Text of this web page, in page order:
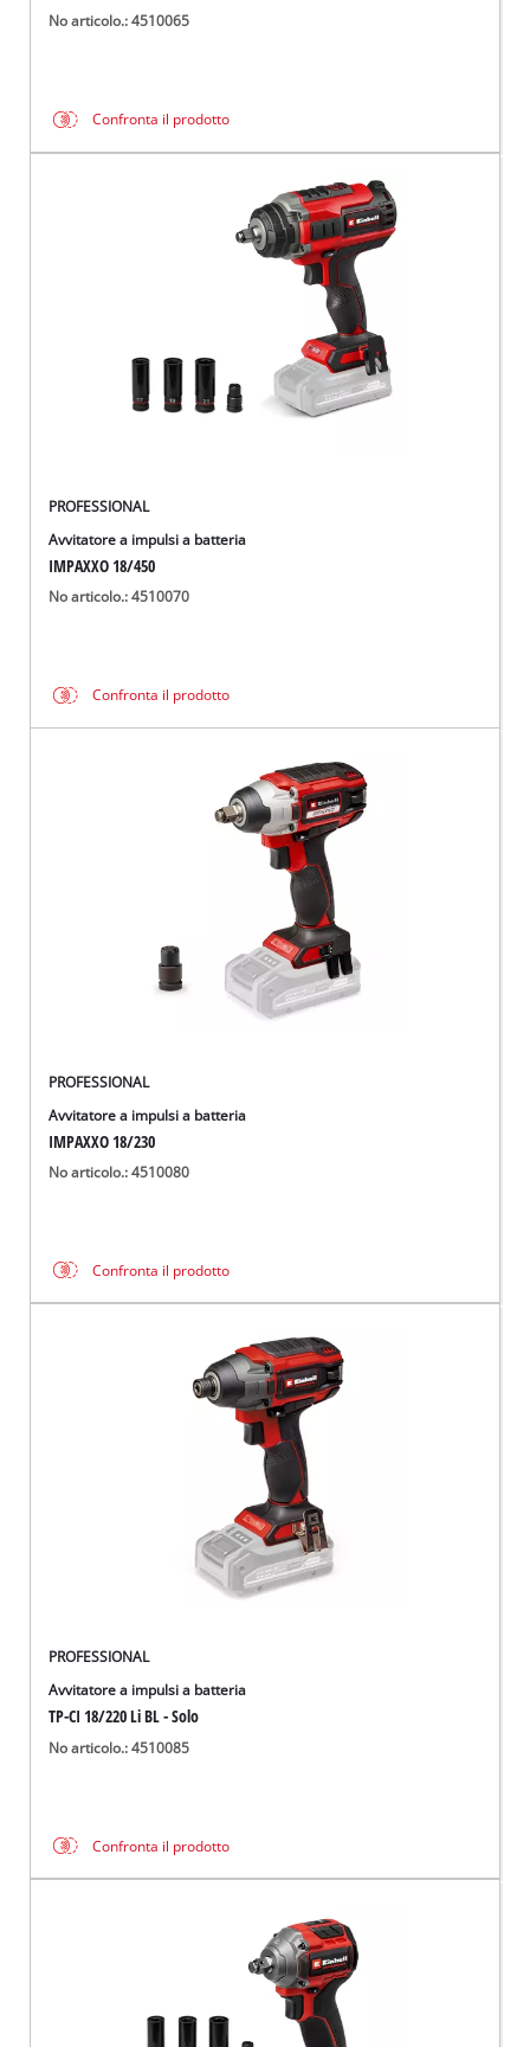
No articolo.: 4510065
Confronta il prodotto
PROFESSIONAL
Avvitatore a impulsi a batteria
IMPAXXO 18/450
No articolo.: 4510070
Confronta il prodotto
PROFESSIONAL
Avvitatore a impulsi a batteria
IMPAXXO 18/230
No articolo.: 4510080
Confronta il prodotto
PROFESSIONAL
Avvitatore a impulsi a batteria
TP-CI 18/220 Li BL - Solo
No articolo.: 4510085
Confronta il prodotto